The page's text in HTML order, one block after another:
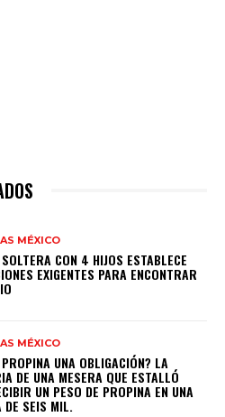
MÉXICO
CON 4 HIJOS ESTABLECE
EXIGENTES PARA ENCONTRAR
MÉXICO
UNA OBLIGACIÓN? LA
DE UNA MESERA QUE ESTALLÓ
UN PESO DE PROPINA EN UNA
DE SEIS MIL.